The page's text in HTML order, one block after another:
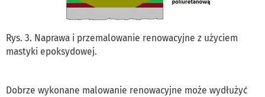
Rys. 3. Naprawa i przemalowanie renowacyjne z użyciem
mastyki epoksydowej.
Dobrze wykonane malowanie renowacyjne może wydłużyć